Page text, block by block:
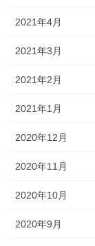
2021年4月
2021年3月
2021年2月
2021年1月
2020年12月
2020年11月
2020年10月
2020年9月